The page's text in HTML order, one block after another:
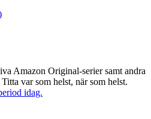
Amazon Original-serier samt andra
var som helst, när som helst.
idag.